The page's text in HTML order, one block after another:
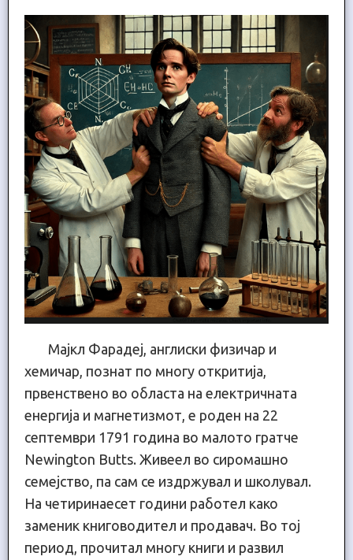
Мајкл Фарадеј, англиски физичар и
хемичар, познат по многу откритија,
првенствено во областа на електричната
енергија и магнетизмот, е роден на 22
септември 1791 година во малото гратче
Newington Butts. Живеел во сиромашно
семејство, па сам се издржувал и школувал.
На четиринаесет години работел како
заменик книговодител и продавач. Во тој
период, прочитал многу книги и развил